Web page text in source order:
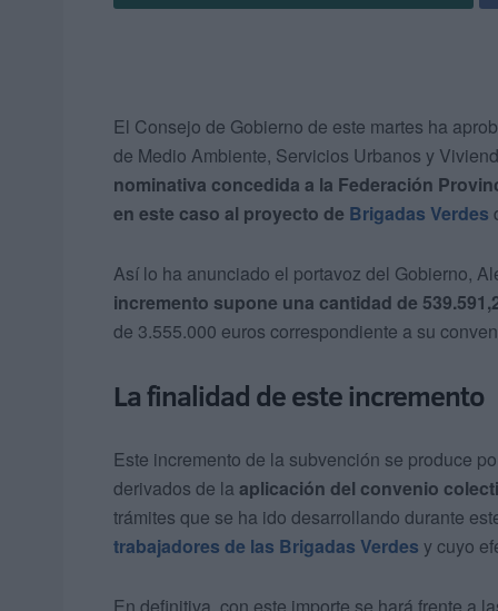
El Consejo de Gobierno de este martes ha
de Medio Ambiente, Servicios Urbanos y
nominativa concedida a la Federación
en este caso al proyecto de Brigadas Verdes
Así lo ha anunciado el portavoz del Gobierno,
incremento supone una cantidad de
de 3.555.000 euros correspondiente a su
La finalidad de este incremento
Este incremento de la subvención se produce
derivados de la aplicación del convenio
trámites que se ha ido desarrollando durante
trabajadores de las Brigadas Verdes y cuyo